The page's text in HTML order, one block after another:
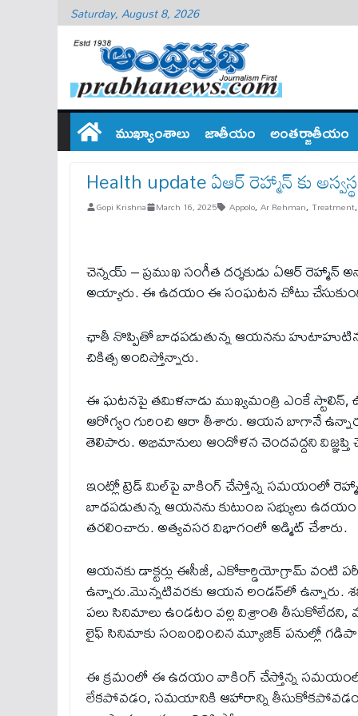
Saturday, August 8, 2026
ముఖ్యాంశాలు జాతీయం అంతర్జాతీయం
Health update ఏఆర్ రెహ్మాన్ కు
Gopi Krishna March 16, 2025 Appolo, Ar Rehman, Treatment,
చెన్నయ్ – ప్రముఖ సంగీత దర్శకుడు ఏఆర్
అయ్యారు. ఈ ఉదయం ఈ సంఘటన చోటు
ఛాతీ నొప్పితో బాధపడుతున్న ఆయనను
చికిత్స అందిస్తోన్నారు.
ఈ ఘటనపై తమిళనాడు ముఖ్యమంత్రి ఎంకే స్టాలిన్,
ఆరోగ్యం గురించి ఆరా తీశారు. ఆయన బాగానే
తెలిపారు. అభిమానులు ఆందోళన చెందవద్దని విజ్ఞప్తి
ఇంట్లో ట్రెడ్ మిల్‌పై వాకింగ్ చేస్తోన్న సమయంలో
బాధపడుతున్న ఆయనను కుటుంబ సభ్యులు
తరలించారు. అత్యవసర విభాగంలో అడ్మిట్ చేశారు.
ఆయనకు డాక్టర్లు ఈసీజీ, ఎకోకార్డియోగ్రామ్ వంటి
ఉన్నారు.మొన్నటివరకు ఆయన లండన్‌లో ఉన్నారు.
పలు సినిమాలు ఉండటం వల్ల విశ్రాంతి
లైఫ్ సినిమాకు సంబంధించిన మ్యూజిక్ పనుల్లో
ఈ క్రమంలో ఈ ఉదయం వాకింగ్ చేస్తోన్న
లేకపోవడం, సమయానికి ఆహారాన్ని తీసుకోకపోవడం